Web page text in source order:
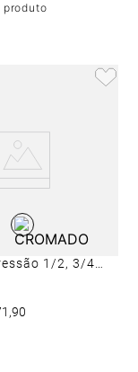
produto
para Registro de
1/2, 3/4
,90